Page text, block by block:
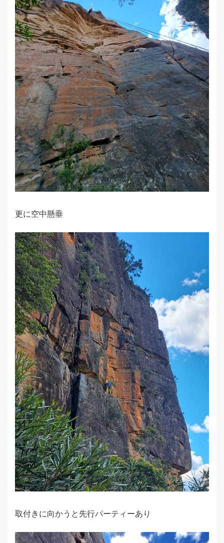
更に空中懸垂
取付きに向かうと先行パーティーあり